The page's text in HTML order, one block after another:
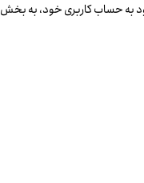
به حساب کاربری خود، به بخش